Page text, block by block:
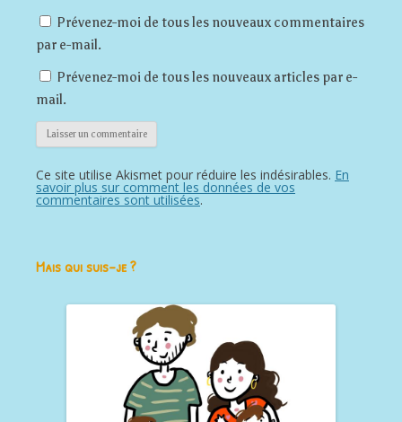
Prévenez-moi de tous les nouveaux commentaires
par e-mail.
Prévenez-moi de tous les nouveaux articles par e-
mail.
Ce site utilise Akismet pour réduire les indésirables. En
savoir plus sur comment les données de vos
commentaires sont utilisées.
Mais qui suis-je ?